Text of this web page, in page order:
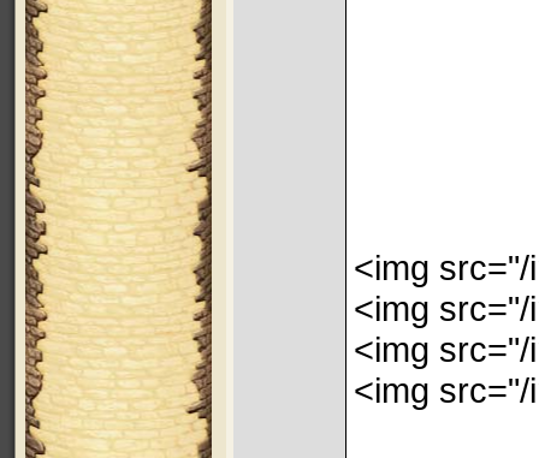
<img
<img
<img
<img